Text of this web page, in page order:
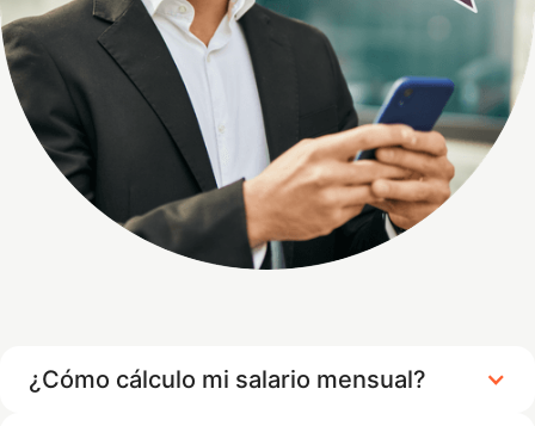
¿Cómo cálculo mi salario mensual?